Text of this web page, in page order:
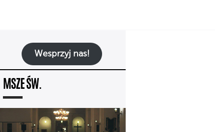
Wesprzyj nas!
MSZE ŚW.